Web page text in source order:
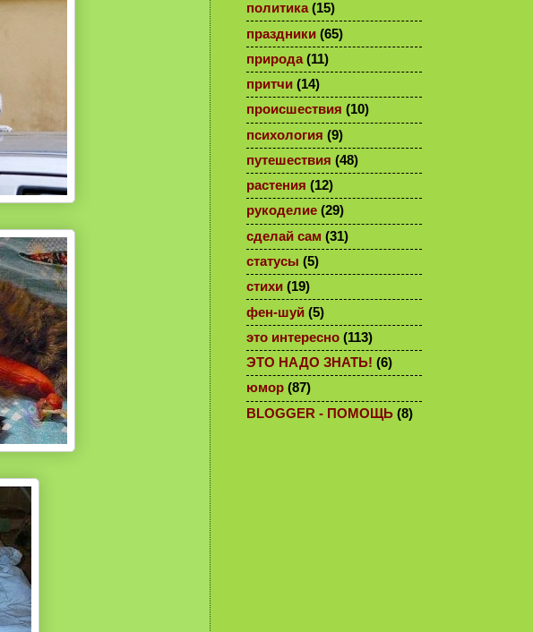
политика (15)
праздники (65)
природа (11)
притчи (14)
происшествия (10)
психология (9)
путешествия (48)
растения (12)
рукоделие (29)
сделай сам (31)
статусы (5)
стихи (19)
фен-шуй (5)
это интересно (113)
ЭТО НАДО ЗНАТЬ! (6)
юмор (87)
BLOGGER - ПОМОЩЬ (8)